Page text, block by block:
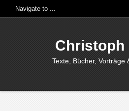
Christoph
Texte, Bücher, Vorträge